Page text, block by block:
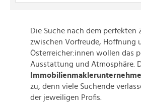
Die Suche nach dem
zwischen Vorfreude, Hoffnung
Österreicher:innen wollen das
Ausstattung und Atmosphäre.
zu, denn viele Suchende
der jeweiligen Profis.